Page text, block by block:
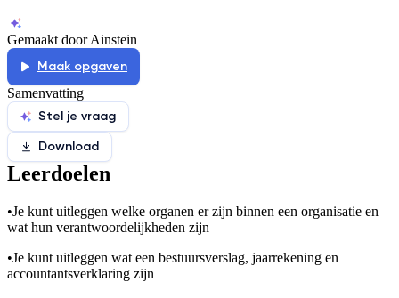
Gemaakt door Ainstein
Maak opgaven
Samenvatting
Stel je vraag
Download
Leerdoelen
•Je kunt uitleggen welke organen er zijn binnen een organisatie en
wat hun verantwoordelijkheden zijn
•Je kunt uitleggen wat een bestuursverslag, jaarrekening en
accountantsverklaring zijn